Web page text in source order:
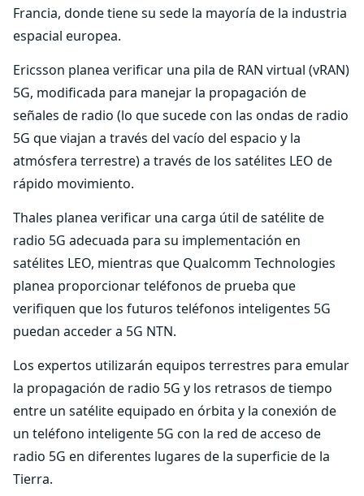
Francia, donde tiene su sede la mayoría de la industria
espacial europea.
Ericsson planea verificar una pila de RAN virtual (vRAN)
5G, modificada para manejar la propagación de
señales de radio (lo que sucede con las ondas de radio
5G que viajan a través del vacío del espacio y la
atmósfera terrestre) a través de los satélites LEO de
rápido movimiento.
Thales planea verificar una carga útil de satélite de
radio 5G adecuada para su implementación en
satélites LEO, mientras que Qualcomm Technologies
planea proporcionar teléfonos de prueba que
verifiquen que los futuros teléfonos inteligentes 5G
puedan acceder a 5G NTN.
Los expertos utilizarán equipos terrestres para emular
la propagación de radio 5G y los retrasos de tiempo
entre un satélite equipado en órbita y la conexión de
un teléfono inteligente 5G con la red de acceso de
radio 5G en diferentes lugares de la superficie de la
Tierra.